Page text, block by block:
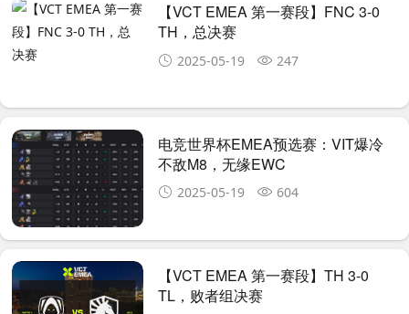
【VCT EMEA 第一赛段】FNC 3-0
TH，总决赛
2025-05-19 247
电竞世界杯EMEA预选赛：VIT爆冷
不敌M8，无缘EWC
2025-05-19 604
【VCT EMEA 第一赛段】TH 3-0
TL，败者组决赛